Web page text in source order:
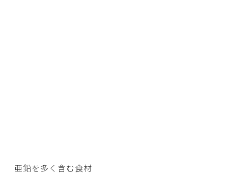
亜鉛を多く含む食材